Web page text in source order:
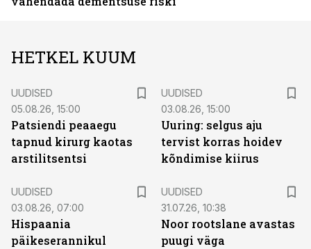
HETKEL KUUM
UUDISED
05.08.26, 15:00
Patsiendi peaaegu
tapnud kirurg kaotas
arstilitsentsi
UUDISED
03.08.26, 15:00
Uuring: selgus aju
tervist korras hoidev
kõndimise kiirus
UUDISED
03.08.26, 07:00
Hispaania
päikeserannikul
UUDISED
31.07.26, 10:38
Noor rootslane avastas
puugi väga